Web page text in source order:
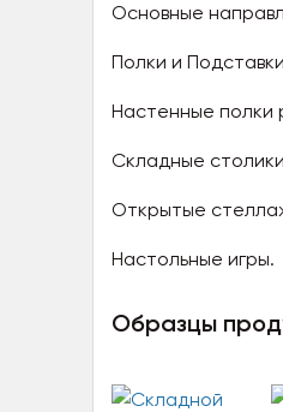
Основные
Полки и
Настенные полки
Складные
Открытые
Настольные игры.
Образцы